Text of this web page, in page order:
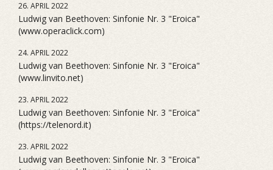
26. APRIL 2022
Ludwig van Beethoven: Sinfonie Nr. 3 "Eroica"
(www.operaclick.com)
24. APRIL 2022
Ludwig van Beethoven: Sinfonie Nr. 3 "Eroica"
(www.linvito.net)
23. APRIL 2022
Ludwig van Beethoven: Sinfonie Nr. 3 "Eroica"
(https://telenord.it)
23. APRIL 2022
Ludwig van Beethoven: Sinfonie Nr. 3 "Eroica"